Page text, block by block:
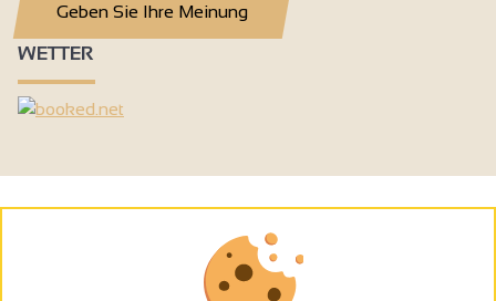
Geben Sie Ihre Meinung
WETTER